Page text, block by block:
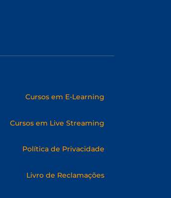
Cursos em E-Learning
Cursos em Live Streaming
Política de Privacidade
Livro de Reclamações